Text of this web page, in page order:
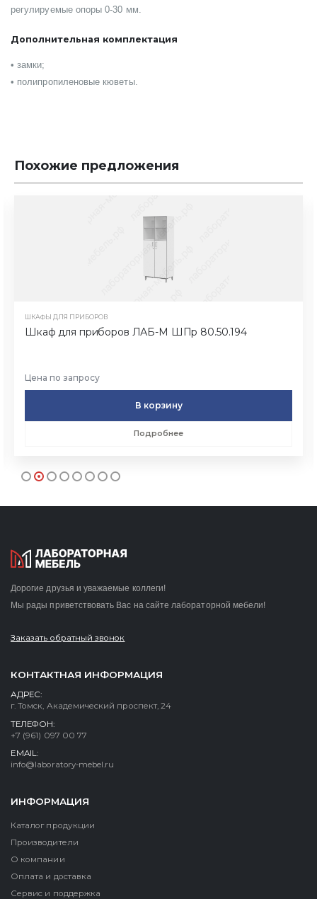
регулируемые опоры 0-30 мм.
Дополнительная комплектация
• замки;
• полипропиленовые кюветы.
Похожие предложения
ШКАФЫ ДЛЯ ПРИБОРОВ
Шкаф для приборов ЛАБ-М ШПр 80.50.194
Цена по запросу
В корзину
Подробнее
Дорогие друзья и уважаемые коллеги!
Мы рады приветствовать Вас на сайте лабораторной мебели!
Заказать обратный звонок
КОНТАКТНАЯ ИНФОРМАЦИЯ
АДРЕС:
г. Томск, Академический проспект, 24
ТЕЛЕФОН:
+7 (961) 097 00 77
EMAIL:
info@laboratory-mebel.ru
ИНФОРМАЦИЯ
Каталог продукции
Производители
О компании
Оплата и доставка
Сервис и поддержка